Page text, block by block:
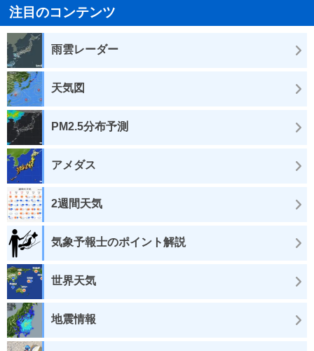
注目のコンテンツ
雨雲レーダー
天気図
PM2.5分布予測
アメダス
2週間天気
気象予報士のポイント解説
世界天気
地震情報